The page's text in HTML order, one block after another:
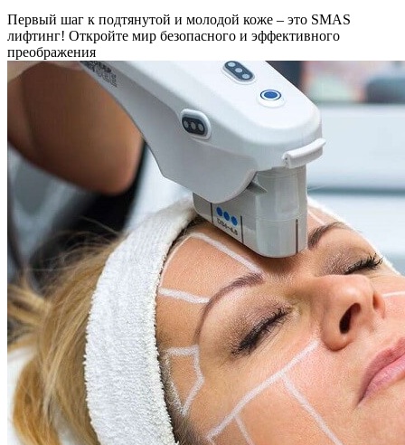
Первый шаг к подтянутой и молодой коже – это SMAS
лифтинг! Откройте мир безопасного и эффективного
преображения